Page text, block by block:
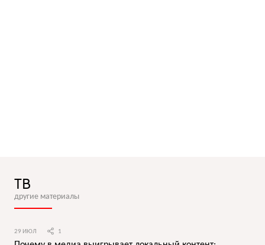
ТВ
другие материалы
29 ИЮЛ 1